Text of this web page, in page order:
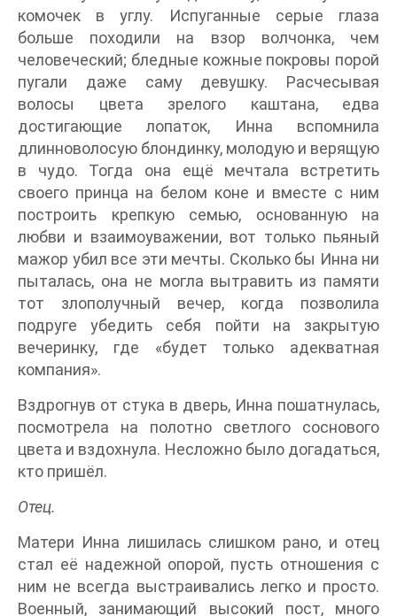
комочек в углу. Испуганные серые глаза
больше походили на взор волчонка, чем
человеческий; бледные кожные покровы порой
пугали даже саму девушку. Расчесывая
волосы цвета зрелого каштана, едва
достигающие лопаток, Инна вспомнила
длинноволосую блондинку, молодую и верящую
в чудо. Тогда она ещё мечтала встретить
своего принца на белом коне и вместе с ним
построить крепкую семью, основанную на
любви и взаимоуважении, вот только пьяный
мажор убил все эти мечты. Сколько бы Инна ни
пыталась, она не могла вытравить из памяти
тот злополучный вечер, когда позволила
подруге убедить себя пойти на закрытую
вечеринку, где «будет только адекватная
компания».
Вздрогнув от стука в дверь, Инна пошатнулась,
посмотрела на полотно светлого соснового
цвета и вздохнула. Несложно было догадаться,
кто пришёл.
Отец.
Матери Инна лишилась слишком рано, и отец
стал её надежной опорой, пусть отношения с
ним не всегда выстраивались легко и просто.
Военный, занимающий высокий пост, много